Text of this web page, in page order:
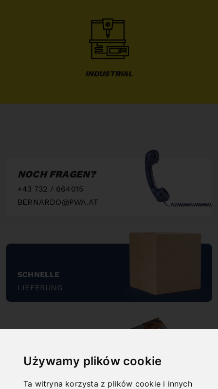
Używamy plików cookie
Ta witryna korzysta z plików cookie i innych
INDUSTRIAL
NOCH FRAGEN?
+43 732 / 664015
BERNARDO@PWA.AT
SCHNELLE
LIEFERUNG
"
ONLINE